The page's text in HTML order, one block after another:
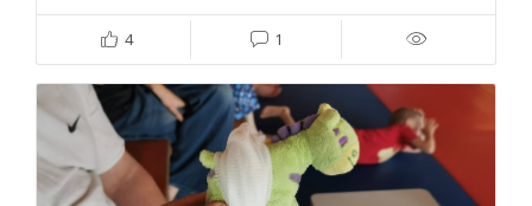
4 1